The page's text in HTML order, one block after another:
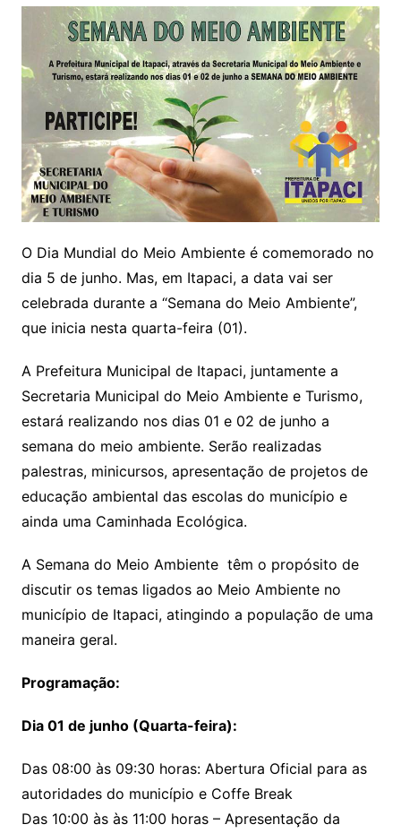
O Dia Mundial do Meio Ambiente é comemorado no
dia 5 de junho. Mas, em Itapaci, a data vai ser
celebrada durante a “Semana do Meio Ambiente”,
que inicia nesta quarta-feira (01).
A Prefeitura Municipal de Itapaci, juntamente a
Secretaria Municipal do Meio Ambiente e Turismo,
estará realizando nos dias 01 e 02 de junho a
semana do meio ambiente. Serão realizadas
palestras, minicursos, apresentação de projetos de
educação ambiental das escolas do município e
ainda uma Caminhada Ecológica.
A Semana do Meio Ambiente têm o propósito de
discutir os temas ligados ao Meio Ambiente no
município de Itapaci, atingindo a população de uma
maneira geral.
Programação:
Dia 01 de junho (Quarta-feira):
Das 08:00 às 09:30 horas: Abertura Oficial para as
autoridades do município e Coffe Break
Das 10:00 às às 11:00 horas – Apresentação da